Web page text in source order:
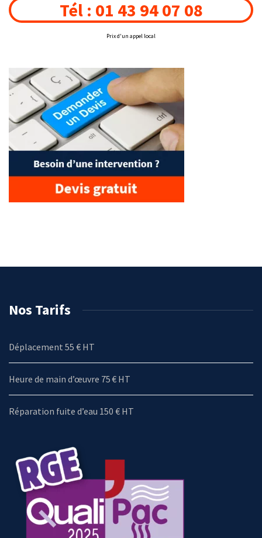
Tél : 01 43 94 07 08
Prix d'un appel local
Nos Tarifs
Déplacement 55 € HT
Heure de main d’œuvre 75 € HT
Réparation fuite d’eau 150 € HT